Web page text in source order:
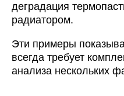
деградация
радиатором.
Эти примеры
всегда требует
анализа нескольких